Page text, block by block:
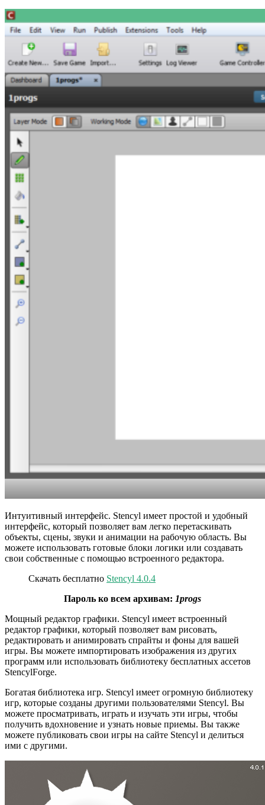
Интуитивный интерфейс. Stencyl имеет простой и удобный
интерфейс, который позволяет вам легко перетаскивать
объекты, сцены, звуки и анимации на рабочую область. Вы
можете использовать готовые блоки логики или создавать
свои собственные с помощью встроенного редактора.
Скачать бесплатно Stencyl 4.0.4
Пароль ко всем архивам: 1progs
Мощный редактор графики. Stencyl имеет встроенный
редактор графики, который позволяет вам рисовать,
редактировать и анимировать спрайты и фоны для вашей
игры. Вы можете импортировать изображения из других
программ или использовать библиотеку бесплатных ассетов
StencylForge.
Богатая библиотека игр. Stencyl имеет огромную библиотеку
игр, которые созданы другими пользователями Stencyl. Вы
можете просматривать, играть и изучать эти игры, чтобы
получить вдохновение и узнать новые приемы. Вы также
можете публиковать свои игры на сайте Stencyl и делиться
ими с другими.